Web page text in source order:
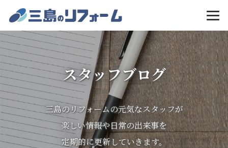
スタッフブログ
三島のリフォームの元気なスタッフが
楽しい情報や日常の出来事を
定期的に更新していきます。